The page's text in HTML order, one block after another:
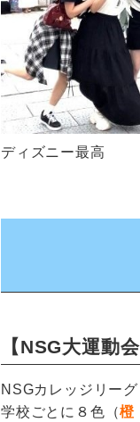
ディズニー最高
【NSG大運動
NSGカレッジリー
学校ごとに８色（橙